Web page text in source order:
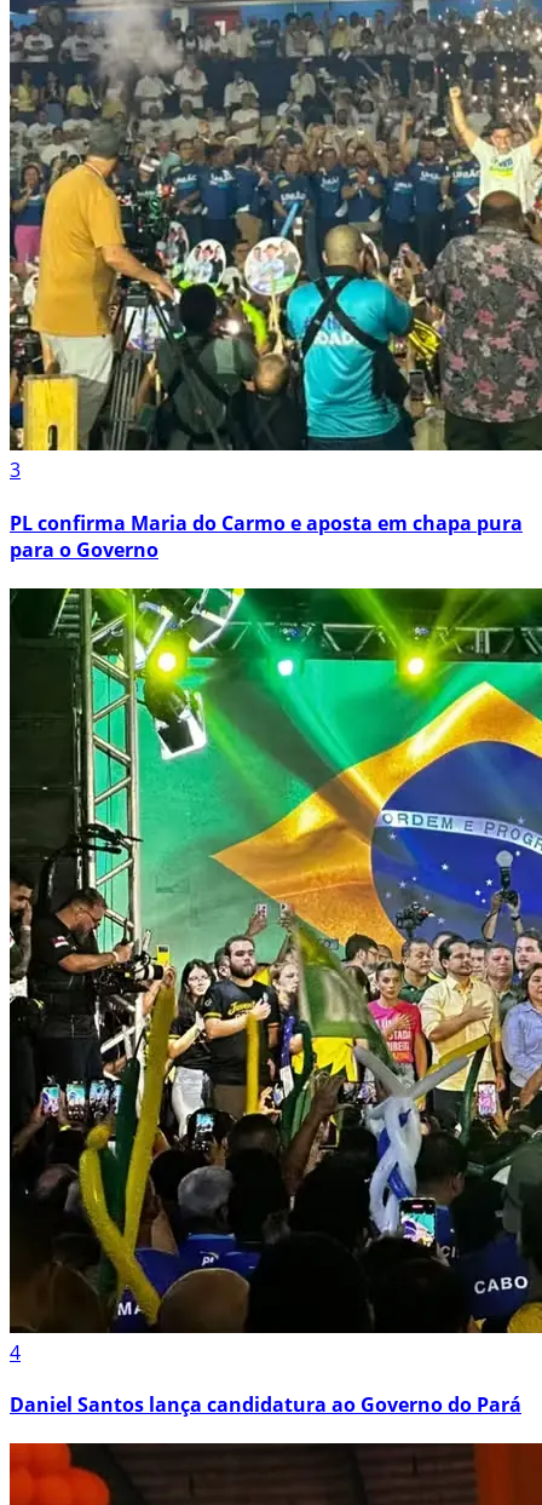
3
PL confirma Maria do Carmo e aposta em chapa pura
para o Governo
4
Daniel Santos lança candidatura ao Governo do Pará